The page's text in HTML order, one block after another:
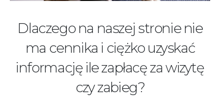
Dlaczego na naszej stronie nie
ma cennika i ciężko uzyskać
informację ile zapłacę za wizytę
czy zabieg?